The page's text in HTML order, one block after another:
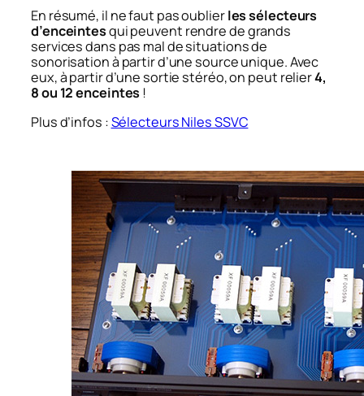
En résumé, il ne faut pas oublierles sélecteurs
d’enceintesqui peuvent rendre de grands
services dans pas mal de situations de
sonorisation à partir d’une source unique. Avec
eux, à partir d’une sortie stéréo, on peut relier4,
8 ou 12 enceintes !
Plus d’infos :Sélecteurs Niles SSVC